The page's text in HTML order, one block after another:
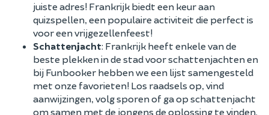
juiste adres! Frankrijk biedt een keur aan
quizspellen, een populaire activiteit die perfect is
voor een vrijgezellenfeest!
Schattenjacht: Frankrijk heeft enkele van de
beste plekken in de stad voor schattenjachten en
bij Funbooker hebben we een lijst samengesteld
met onze favorieten! Los raadsels op, vind
aanwijzingen, volg sporen of ga op schattenjacht
om samen met de jongens de oplossing te vinden.